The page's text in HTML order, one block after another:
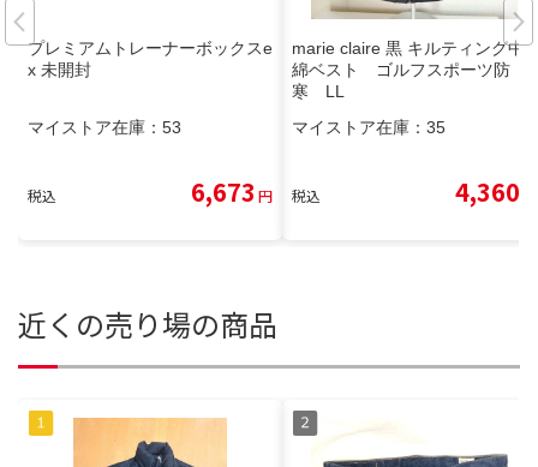
プレミアムトレーナーボックスe
x 未開封
マイストア在庫： 53
税込 6,673 円
marie claire 黒 キルティング中
綿ベスト ゴルフスポーツ防
寒 LL
マイストア在庫： 35
税込 4,360
近くの売り場の商品